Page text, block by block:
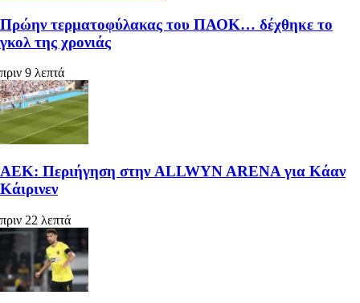
Πρώην τερματοφύλακας του ΠΑΟΚ… δέχθηκε το
γκολ της χρονιάς
πριν 9 λεπτά
ΑΕΚ: Περιήγηση στην ALLWYN ARENA για Κάαν
Κάιρινεν
πριν 22 λεπτά